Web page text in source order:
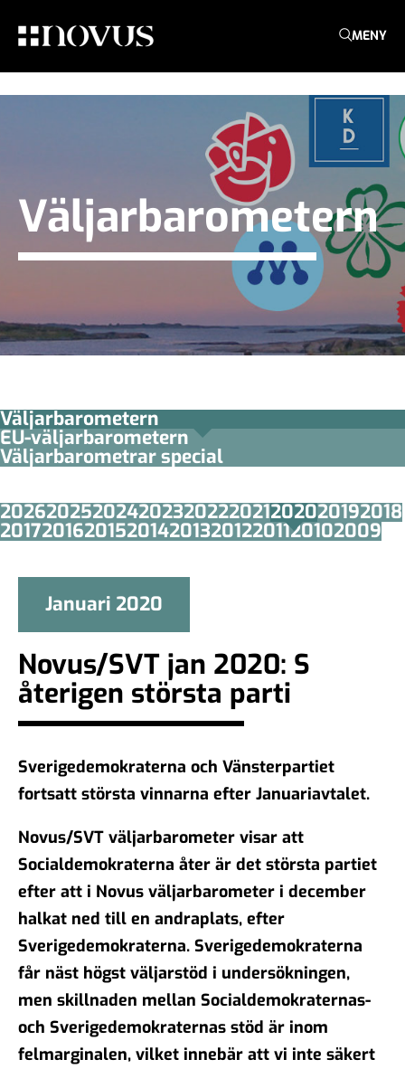
MENY
Väljarbarometern
Väljarbarometern
EU-väljarbarometern
Väljarbarometrar special
202620252024202320222021202020192018
201720162015201420132012201120102009
Januari 2020
Novus/SVT jan 2020: S
återigen största parti
Sverigedemokraterna och Vänsterpartiet
fortsatt största vinnarna efter Januariavtalet.
Novus/SVT väljarbarometer visar att
Socialdemokraterna åter är det största partiet
efter att i Novus väljarbarometer i december
halkat ned till en andraplats, efter
Sverigedemokraterna. Sverigedemokraterna
får näst högst väljarstöd i undersökningen,
men skillnaden mellan Socialdemokraternas-
och Sverigedemokraternas stöd är inom
felmarginalen, vilket innebär att vi inte säkert